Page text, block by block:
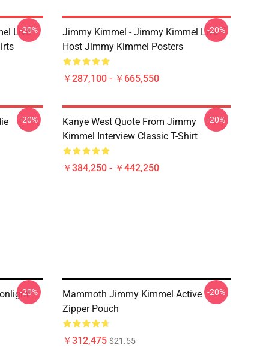
Live
-20%
Jimmy Kimmel - Jimmy Kimmel Live
Host Jimmy Kimmel Posters
￥287,100 - ￥665,550
-20%
-20%
Kanye West Quote From Jimmy
Kimmel Interview Classic T-Shirt
￥384,250 - ￥442,250
-20%
-20%
Mammoth Jimmy Kimmel Active
Zipper Pouch
￥312,475 $21.55
-20%